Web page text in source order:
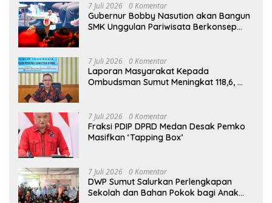
7 Juli 2026 0 Komentar
Gubernur Bobby Nasution akan Bangun
SMK Unggulan Pariwisata Berkonsep
7 Juli 2026 0 Komentar
Laporan Masyarakat Kepada
Ombudsman Sumut Meningkat 118,6,
7 Juli 2026 0 Komentar
Fraksi PDIP DPRD Medan Desak Pemko
Masifkan ‘Tapping Box’
7 Juli 2026 0 Komentar
DWP Sumut Salurkan Perlengkapan
Sekolah dan Bahan Pokok bagi Anak